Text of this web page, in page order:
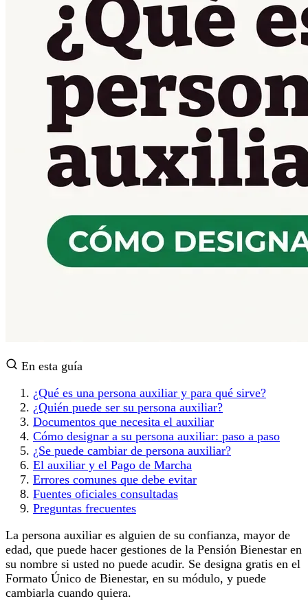
En esta guía
¿Qué es una persona auxiliar y para qué sirve?
¿Quién puede ser su persona auxiliar?
Documentos que necesita el auxiliar
Cómo designar a su persona auxiliar: paso a paso
¿Se puede cambiar de persona auxiliar?
El auxiliar y el Pago de Marcha
Errores comunes que debe evitar
Fuentes oficiales consultadas
Preguntas frecuentes
La persona auxiliar es alguien de su confianza, mayor de
edad, que puede hacer gestiones de la Pensión Bienestar en
su nombre si usted no puede acudir. Se designa gratis en el
Formato Único de Bienestar, en su módulo, y puede
cambiarla cuando quiera.